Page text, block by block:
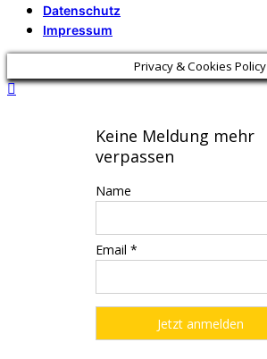
Datenschutz
Impressum
Privacy & Cookies Policy
Keine Meldung mehr
verpassen
Name
Email *